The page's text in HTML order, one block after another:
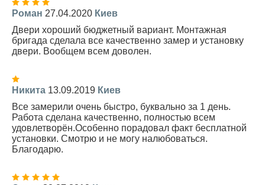
Роман 27.04.2020 Киев
Двери хороший бюджетный вариант. Монтажная
бригада сделала все качественно замер и установку
двери. Вообщем всем доволен.
Никита 13.09.2019 Киев
Все замерили очень быстро, буквально за 1 день.
Работа сделана качественно, полностью всем
удовлетворён.Особенно порадовал факт бесплатной
установки. Смотрю и не могу налюбоваться.
Благодарю.